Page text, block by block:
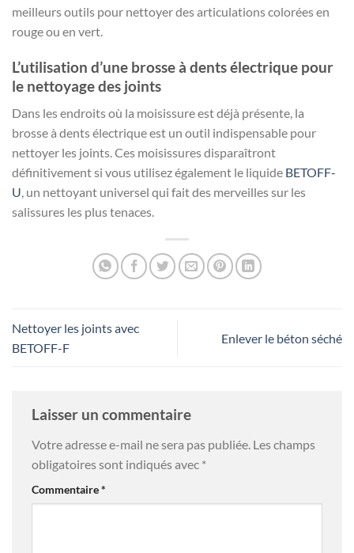
meilleurs outils pour nettoyer des articulations colorées en
rouge ou en vert.
L’utilisation d’une brosse à dents électrique pour
le nettoyage des joints
Dans les endroits où la moisissure est déjà présente, la
brosse à dents électrique est un outil indispensable pour
nettoyer les joints. Ces moisissures disparaîtront
définitivement si vous utilisez également le liquide BETOFF-
U, un nettoyant universel qui fait des merveilles sur les
salissures les plus tenaces.
Nettoyer les joints avec
BETOFF-F
Enlever le béton séché
Laisser un commentaire
Votre adresse e-mail ne sera pas publiée. Les champs
obligatoires sont indiqués avec *
Commentaire*